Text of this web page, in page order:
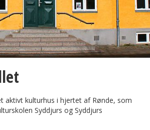
aktivt kulturhus i hjertet af Rønde, som
Syddjurs og Syddjurs